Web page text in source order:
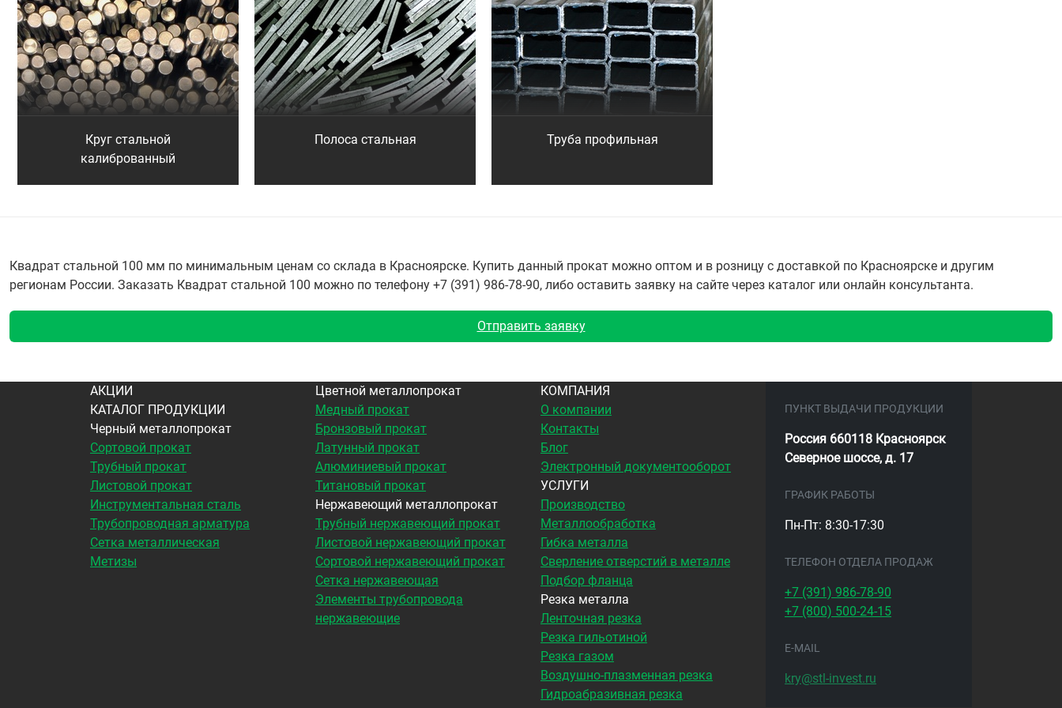
Круг стальной
калиброванный
Полоса стальная Труба профильная
Квадрат стальной 100 мм по минимальным ценам со склада в Красноярске. Купить данный прокат можно оптом и в розницу с доставкой по Красноярске и другим
регионам России. Заказать Квадрат стальной 100 можно по телефону +7 (391) 986-78-90, либо оставить заявку на сайте через каталог или онлайн консультанта.
Отправить заявку
АКЦИИ
КАТАЛОГ ПРОДУКЦИИ
Черный металлопрокат
Сортовой прокат
Трубный прокат
Листовой прокат
Инструментальная сталь
Трубопроводная арматура
Сетка металлическая
Метизы
Цветной металлопрокат
Медный прокат
Бронзовый прокат
Латунный прокат
Алюминиевый прокат
Титановый прокат
Нержавеющий металлопрокат
Трубный нержавеющий прокат
Листовой нержавеющий прокат
Сортовой нержавеющий прокат
Сетка нержавеющая
Элементы трубопровода
нержавеющие
КОМПАНИЯ
О компании
Контакты
Блог
Электронный документооборот
УСЛУГИ
Производство
Металлообработка
Гибка металла
Сверление отверстий в металле
Подбор фланца
Резка металла
Ленточная резка
Резка гильотиной
Резка газом
Воздушно-плазменная резка
Гидроабразивная резка
ПУНКТ ВЫДАЧИ ПРОДУКЦИИ
Россия 660118 Красноярск
Северное шоссе, д. 17
ГРАФИК РАБОТЫ
Пн-Пт: 8:30-17:30
ТЕЛЕФОН ОТДЕЛА ПРОДАЖ
+7 (391) 986-78-90
+7 (800) 500-24-15
E-MAIL
kry@stl-invest.ru